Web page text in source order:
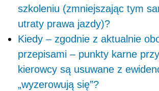
szkoleniu (zmniejszając tym
utraty prawa jazdy)?
Kiedy – zgodnie z aktualnie
przepisami – punkty karne
kierowcy są usuwane z
„wyzerowują się”?